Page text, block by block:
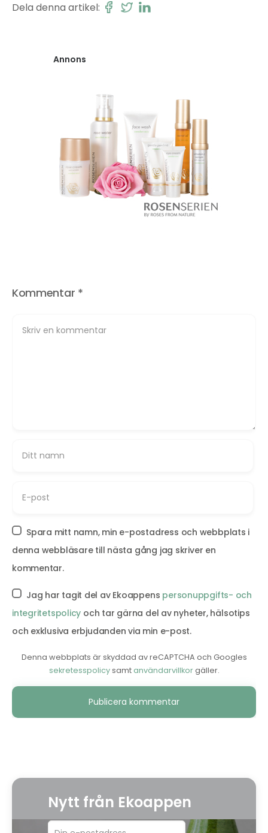
Dela denna artikel:
Annons
Kommentar *
Spara mitt namn, min e-postadress och webbplats i
denna webbläsare till nästa gång jag skriver en
kommentar.
Jag har tagit del av Ekoappens personuppgifts- och
integritetspolicy och tar gärna del av nyheter, hälsotips
och exklusiva erbjudanden via min e-post.
Denna webbplats är skyddad av reCAPTCHA och Googles
sekretesspolicysamtanvändarvillkorgäller.
Alternative:
Nytt från Ekoappen